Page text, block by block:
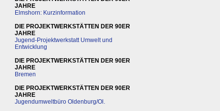
JAHRE
Elmshorn: Kurzinformation
DIE PROJEKTWERKSTÄTTEN DER 90ER
JAHRE
Jugend-Projektwerkstatt Umwelt und
Entwicklung
DIE PROJEKTWERKSTÄTTEN DER 90ER
JAHRE
Bremen
DIE PROJEKTWERKSTÄTTEN DER 90ER
JAHRE
Jugendumweltbüro Oldenburg/Ol.